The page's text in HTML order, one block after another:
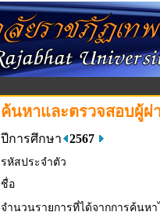
ค้นหาและตรวจสอบผู้ผ่
ปีการศึกษา 2567
รหัสประจำตัว
ชื่อ
จำนวนรายการที่ได้จากการค้นหา